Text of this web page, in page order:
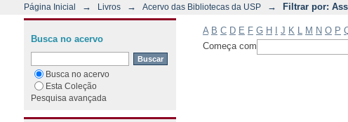
Página Inicial → Livros → Acervo das Bibliotecas da USP → Filtrar por:
A B C D E F G H J K M N O P
Começa com
Busca no acervo
Busca no acervo
Esta Coleção
Pesquisa avançada